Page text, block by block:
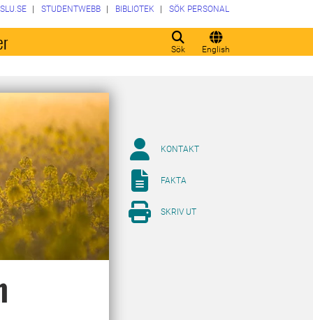
Sök English
SLU.SE STUDENTWEBB BIBLIOTEK SÖK PERSONAL
KONTAKT
FAKTA
SKRIV UT